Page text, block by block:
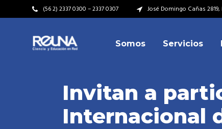
(56 2) 2337 0300 – 2337 0307 José Domingo Cañas
Somos
Video Institucional
Servicios
Video Institucional
Misión – Visión
Valores
Invitan a
Internacional